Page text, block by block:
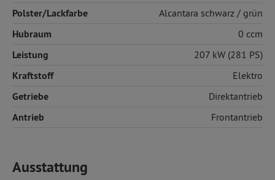
Polster/Lackfarbe Alcantara schwarz / grün
Hubraum 0 ccm
Leistung 207 kW (281 PS)
Kraftstoff Elektro
Getriebe Direktantrieb
Antrieb Frontantrieb
Ausstattung